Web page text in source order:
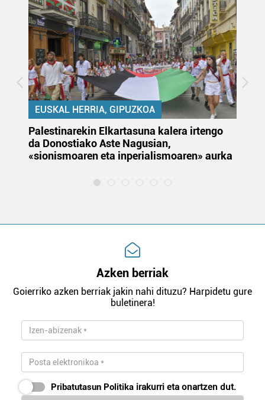
EUSKAL HERRIA, GIPUZKOA
Palestinarekin Elkartasuna kalera irtengo
da Donostiako Aste Nagusian,
«sionismoaren eta inperialismoaren» aurka
Azken berriak
Goierriko azken berriak jakin nahi dituzu? Harpidetu gure
buletinera!
Pribatutasun Politika irakurri eta onartzen dut.